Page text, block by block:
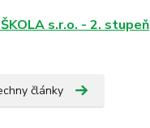
s.r.o. - 2. stupeň
články